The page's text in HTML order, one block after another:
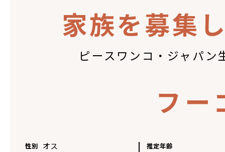
家族を募集
ピースワンコ・ジャパン
フー
性別 オス
推定年齢